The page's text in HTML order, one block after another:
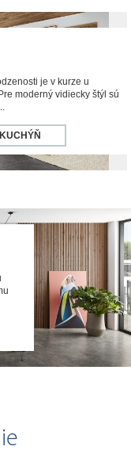
je v kurze u
moderný vidiecky štýl sú